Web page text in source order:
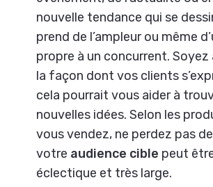
nouvelle tendance qui se
prend de l’ampleur ou même
propre à un concurrent.
la façon dont vos clients
cela pourrait vous aider à
nouvelles idées. Selon les
vous vendez, ne perdez pas
votre audience cible peut
éclectique et très large.